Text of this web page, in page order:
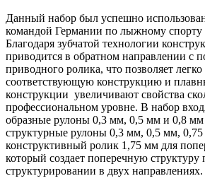
Данный набор был успешно
командой Германии по лыжному спорту
Благодаря зубчатой технологии
приводится в обратном направлении с
приводного ролика, что позволяет
соответствующую конструкцию и
конструкции увеличивают свойства
профессиональном уровне. В набор
образные рулоны 0,3 мм, 0,5 мм и 0,8
структурные рулоны 0,3 мм, 0,5 мм,
конструктивный ролик 1,75 мм для
который создает поперечную структуру
структурировании в двух направлениях.